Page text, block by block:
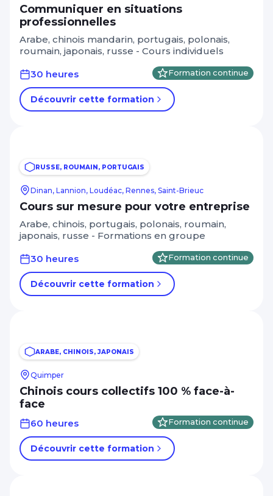
Communiquer en situations
professionnelles
Arabe, chinois mandarin, portugais, polonais,
roumain, japonais, russe - Cours individuels
30 heures
Formation continue
Découvrir cette formation
RUSSE, ROUMAIN, PORTUGAIS
Dinan, Lannion, Loudéac, Rennes, Saint-Brieuc
Cours sur mesure pour votre entreprise
Arabe, chinois, portugais, polonais, roumain,
japonais, russe - Formations en groupe
30 heures
Formation continue
Découvrir cette formation
ARABE, CHINOIS, JAPONAIS
Quimper
Chinois cours collectifs 100 % face-à-
face
60 heures Formation continue
Découvrir cette formation